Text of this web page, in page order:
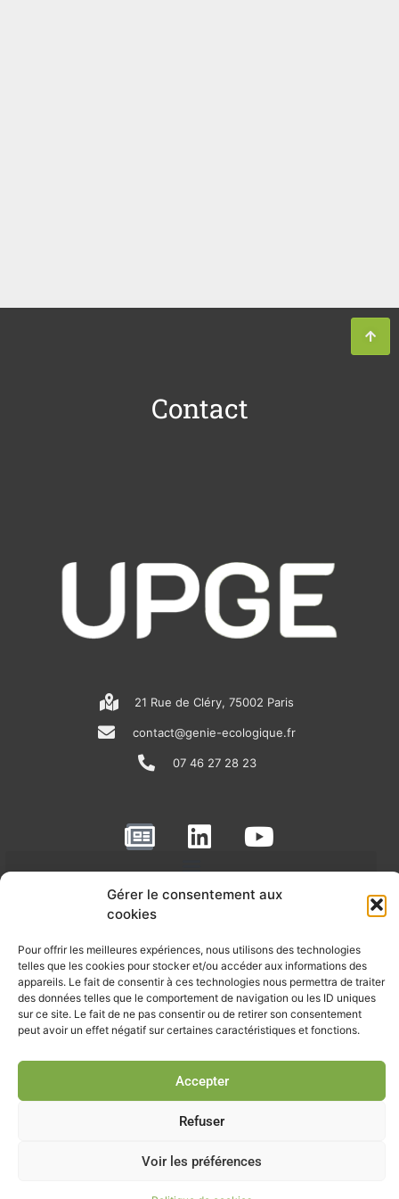
Gérer le consentement aux
cookies
Pour offrir les meilleures expériences, nous utilisons des technologies
telles que les cookies pour stocker et/ou accéder aux informations des
appareils. Le fait de consentir à ces technologies nous permettra de traiter
des données telles que le comportement de navigation ou les ID uniques
sur ce site. Le fait de ne pas consentir ou de retirer son consentement
peut avoir un effet négatif sur certaines caractéristiques et fonctions.
Accepter
Refuser
Voir les préférences
Contact
21 Rue de Cléry, 75002 Paris
contact@genie-ecologique.fr
07 46 27 28 23
N
e
w
s
a
p
e
r
L
i
n
k
d
i
n
Y
o
u
t
b
e
RECEVOIR L'ACTU DE LA FILIÈRE
rendez-vous importants de la filière, nos offres de stages et
d’emplois…
Je m'abonne à la lettre d'info
© Union professionnelle du génie écologique - Tous droits
réservés - 2026